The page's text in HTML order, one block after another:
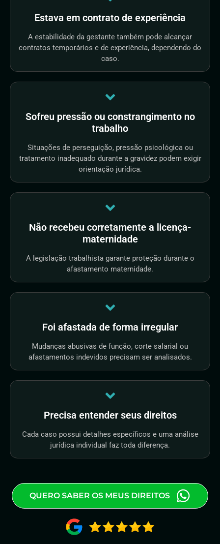
Estava em contrato de experiência
A estabilidade da gestante também pode alcançar
contratos temporários e de experiência, dependendo do
caso.
Sofreu pressão ou constrangimento no
trabalho
Situações de perseguição, pressão psicológica ou
tratamento inadequado durante a gravidez podem exigir
orientação jurídica.
Não recebeu corretamente a licença-
maternidade
A legislação trabalhista garante proteção durante o
afastamento maternidade.
Foi afastada de forma irregular
Mudanças abusivas de função, corte salarial ou
afastamentos indevidos precisam ser analisados.
Precisa entender seus direitos
Cada caso possui detalhes específicos e uma análise
jurídica individual faz toda diferença.
QUERO SABER OS MEUS DIREITOS